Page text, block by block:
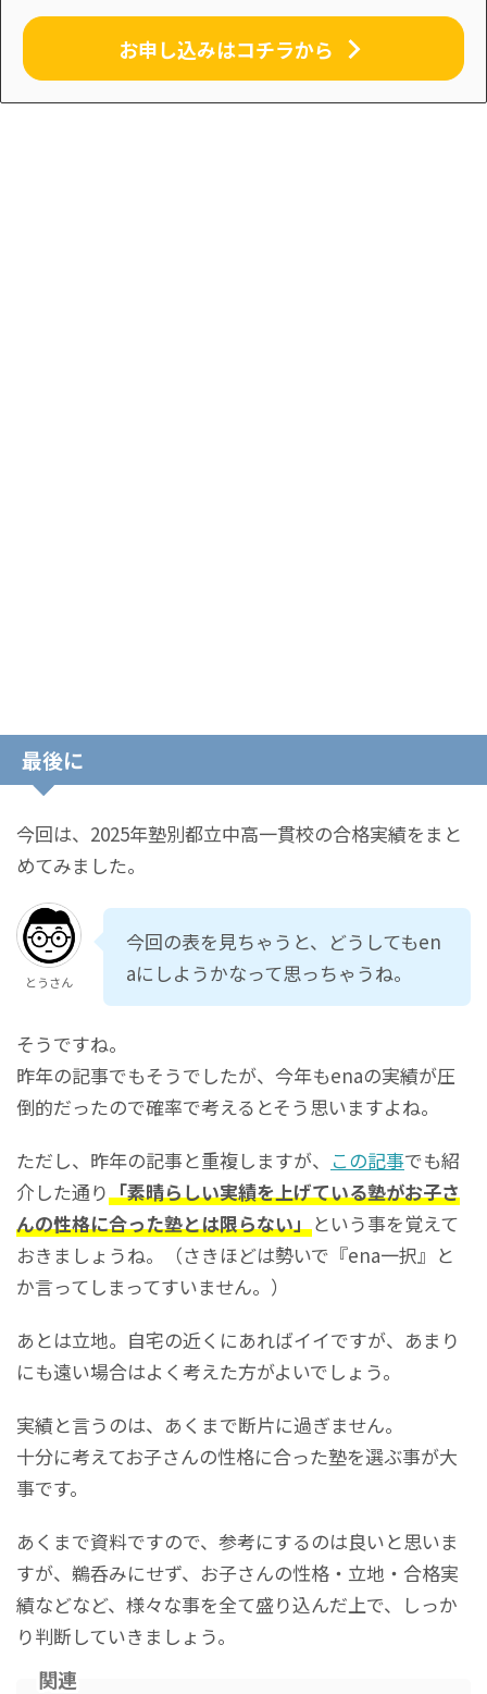
お申し込みはコチラから
最後に
今回は、2025年塾別都立中高一貫校の合格実績をまと
めてみました。
とうさん
今回の表を見ちゃうと、どうしてもen
aにしようかなって思っちゃうね。
そうですね。
昨年の記事でもそうでしたが、今年もenaの実績が圧
倒的だったので確率で考えるとそう思いますよね。
ただし、昨年の記事と重複しますが、 この記事でも紹
介した通り「素晴らしい実績を上げている塾がお子さ
んの性格に合った塾とは限らない」という事を覚えて
おきましょうね。（さきほどは勢いで『ena一択』と
か言ってしまってすいません。）
あとは立地。自宅の近くにあればイイですが、あまり
にも遠い場合はよく考えた方がよいでしょう。
実績と言うのは、あくまで断片に過ぎません。
十分に考えてお子さんの性格に合った塾を選ぶ事が大
事です。
あくまで資料ですので、参考にするのは良いと思いま
すが、鵜呑みにせず、お子さんの性格・立地・合格実
績などなど、様々な事を全て盛り込んだ上で、しっか
り判断していきましょう。
関連